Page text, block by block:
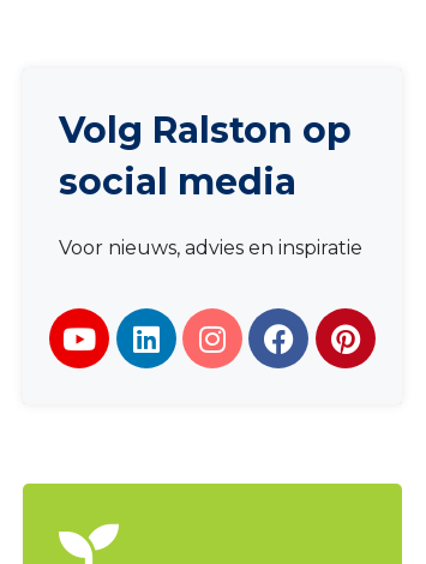
Volg Ralston op
social media
Voor nieuws, advies en inspiratie